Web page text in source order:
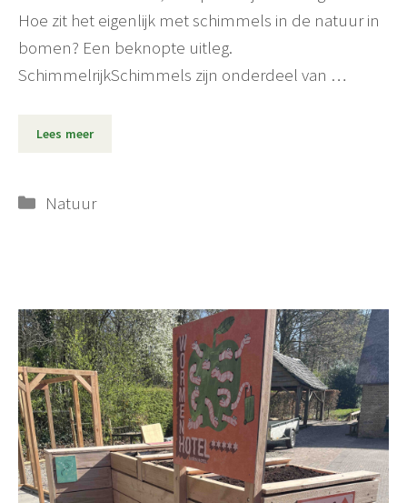
Hoe zit het eigenlijk met schimmels in de natuur in
bomen? Een beknopte uitleg.
SchimmelrijkSchimmels zijn onderdeel van …
Lees meer
Categorieën
Natuur